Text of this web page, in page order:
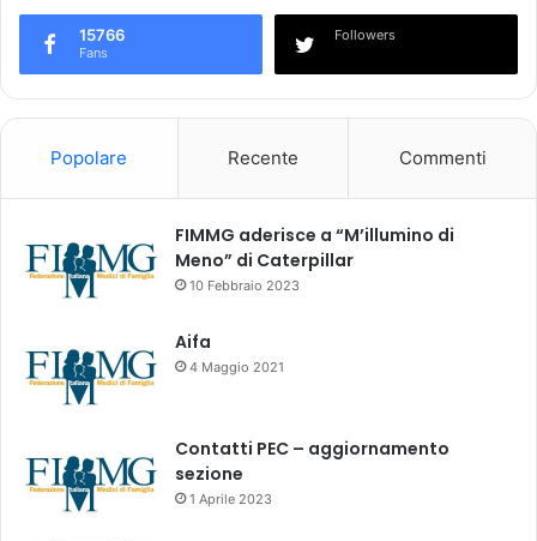
o
l
a
a
d
a
15766
Fans
Followers
Popolare Recente Commenti
FIMMG aderisce a “M’illumino di
Meno” di Caterpillar
10 Febbraio 2023
Aifa
4 Maggio 2021
Contatti PEC – aggiornamento
sezione
1 Aprile 2023